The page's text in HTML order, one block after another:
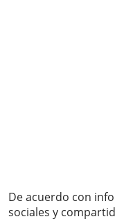
De acuerdo con
sociales y